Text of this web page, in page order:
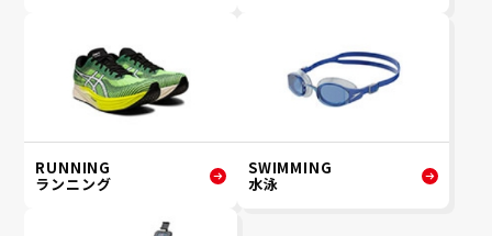
RUNNING
ランニング
SWIMMING
水泳